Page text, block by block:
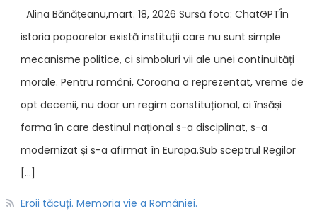
Alina Bănățeanu,mart. 18, 2026 Sursă foto: ChatGPTÎn
istoria popoarelor există instituții care nu sunt simple
mecanisme politice, ci simboluri vii ale unei continuități
morale. Pentru români, Coroana a reprezentat, vreme de
opt decenii, nu doar un regim constituțional, ci însăși
forma în care destinul național s-a disciplinat, s-a
modernizat și s-a afirmat în Europa.Sub sceptrul Regilor
[…]
Eroii tăcuți. Memoria vie a României.